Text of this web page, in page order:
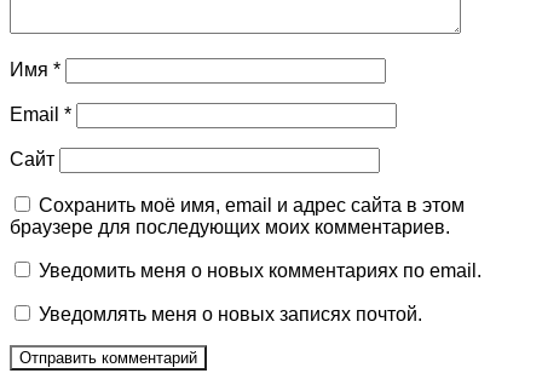
Имя *
Email *
Сайт
Сохранить моё имя, email и адрес сайта в этом
браузере для последующих моих комментариев.
Уведомить меня о новых комментариях по email.
Уведомлять меня о новых записях почтой.